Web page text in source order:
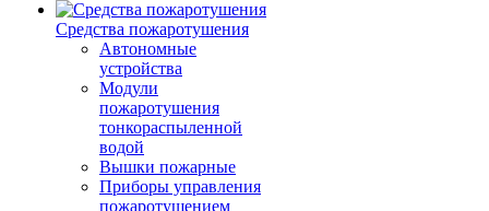
Средства пожаротушения
Автономные
устройства
Модули
пожаротушения
тонкораспыленной
водой
Вышки пожарные
Приборы управления
пожаротушением